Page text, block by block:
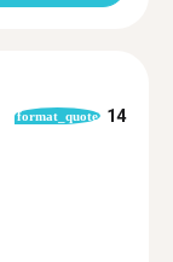
format_quote 14